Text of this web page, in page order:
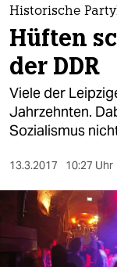
themen
politik
öko
gesellschaft
sport
berlin
nord
Historische
Hüften
der DDR
Viele der
Jahrzehnten.
Sozialismus
13.3.2017 10:27 Uhr